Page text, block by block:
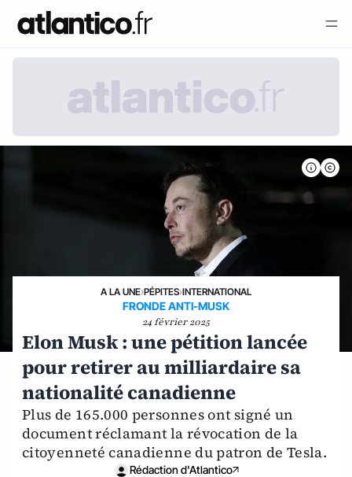
A LA UNE›PÉPITES›INTERNATIONAL
FRONDE ANTI-MUSK
24 février 2025
Elon Musk : une pétition lancée
pour retirer au milliardaire sa
nationalité canadienne
Plus de 165.000 personnes ont signé un
document réclamant la révocation de la
citoyenneté canadienne du patron de Tesla.
Rédaction d'Atlantico